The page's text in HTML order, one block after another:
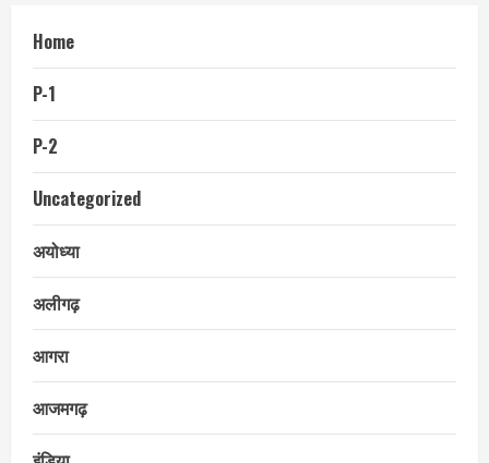
Home
P-1
P-2
Uncategorized
अयोध्या
अलीगढ़
आगरा
आजमगढ़